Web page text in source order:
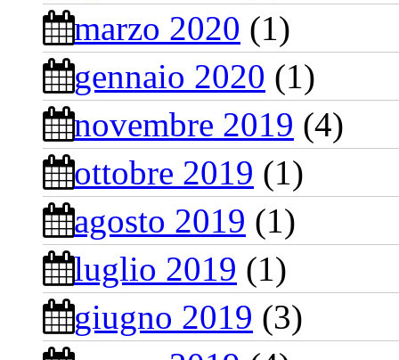
marzo 2020 (1)
gennaio 2020 (1)
novembre 2019 (4)
ottobre 2019 (1)
agosto 2019 (1)
luglio 2019 (1)
giugno 2019 (3)